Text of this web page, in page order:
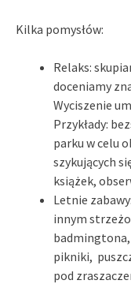
Kilka pomysłów:
Relaks:
doceniamy
Wyciszenie
Przykłady:
parku w celu
szykujących
książek,
Letnie
innym
pikniki,
pod